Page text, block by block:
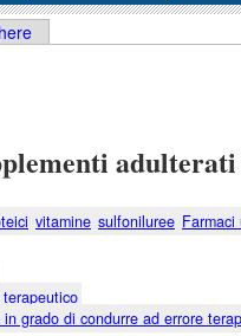
adulterati
vitamine sulfoniluree
grado di condurre ad errore